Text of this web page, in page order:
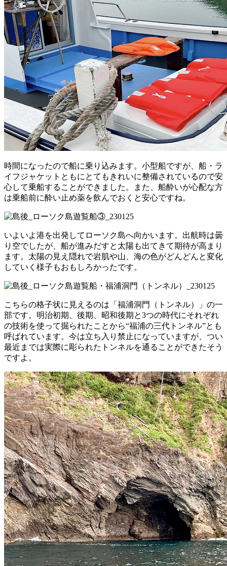
時間になったので船に乗り込みます。小型船ですが、船・ラ
イフジャケットともにとてもきれいに整備されているので安
心して乗船することができました。また、船酔いが心配な方
は乗船前に酔い止め薬を飲んでおくと安心ですね。
いよいよ港を出発してローソク島へ向かいます。出航時は曇
り空でしたが、船が進みだすと太陽も出てきて期待が高まり
ます。太陽の見え隠れで岩肌や山、海の色がどんどんと変化
していく様子もおもしろかったです。
こちらの格子状に見えるのは「福浦洞門（トンネル）」の一
部です。明治初期、後期、昭和後期と3つの時代にそれぞれ
の技術を使って掘られたことから“福浦の三代トンネル”とも
呼ばれています。今は立ち入り禁止になっていますが、つい
最近までは実際に彫られたトンネルを通ることができたそう
ですよ。